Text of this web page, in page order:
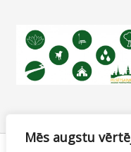
Mēs augstu